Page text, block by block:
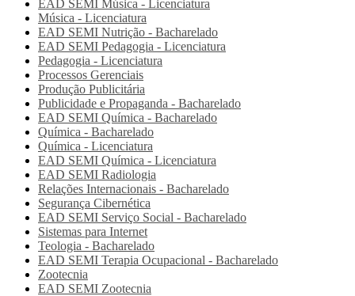
EAD SEMI Música - Licenciatura
Música - Licenciatura
EAD SEMI Nutrição - Bacharelado
EAD SEMI Pedagogia - Licenciatura
Pedagogia - Licenciatura
Processos Gerenciais
Produção Publicitária
Publicidade e Propaganda - Bacharelado
EAD SEMI Química - Bacharelado
Química - Bacharelado
Química - Licenciatura
EAD SEMI Química - Licenciatura
EAD SEMI Radiologia
Relações Internacionais - Bacharelado
Segurança Cibernética
EAD SEMI Serviço Social - Bacharelado
Sistemas para Internet
Teologia - Bacharelado
EAD SEMI Terapia Ocupacional - Bacharelado
Zootecnia
EAD SEMI Zootecnia